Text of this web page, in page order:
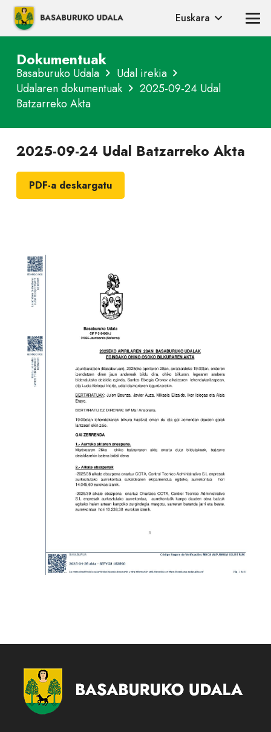
Euskara
Dokumentuak
Basaburuko Udala
Udal irekia
Udalaren dokumentuak
2025-09-24 Udal
Batzarreko Akta
2025-09-24 Udal Batzarreko Akta
PDF-a deskargatu